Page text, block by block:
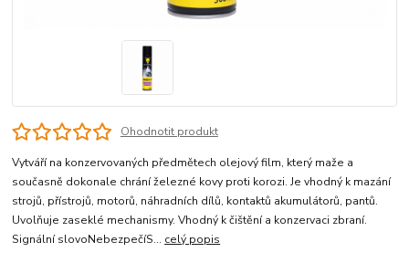
Ohodnotit produkt
Vytváří na konzervovaných předmětech olejový film, který maže a
současně dokonale chrání železné kovy proti korozi. Je vhodný k mazání
strojů, přístrojů, motorů, náhradních dílů, kontaktů akumulátorů, pantů.
Uvolňuje zaseklé mechanismy. Vhodný k čištění a konzervaci zbraní.
Signální slovoNebezpečíS... celý popis